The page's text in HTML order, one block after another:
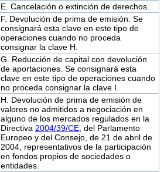
E. Cancelación o extinción de derechos.
F. Devolución de prima de emisión. Se
consignará esta clave en este tipo de
operaciones cuando no proceda
consignar la clave H.
G. Reducción de capital con devolución
de aportaciones. Se consignará esta
clave en este tipo de operaciones cuando
no proceda consignar la clave I.
H. Devolución de prima de emisión de
valores no admitidos a negociación en
alguno de los mercados regulados en la
Directiva 2004/39/CE, del Parlamento
Europeo y del Consejo, de 21 de abril de
2004, representativos de la participación
en fondos propios de sociedades o
entidades.